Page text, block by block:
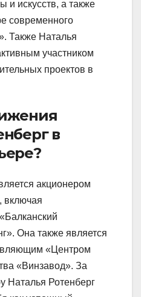
и искусств, а также
современного
Также Наталья
участником
проектов в
в
акционером
включая
Она также является
«Центром
«Винзавод». За
Наталья Ротенберг